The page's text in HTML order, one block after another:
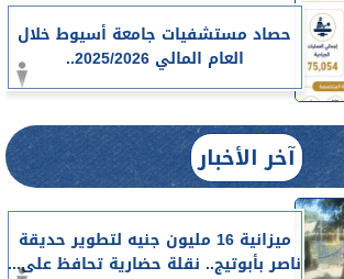
حصاد مستشفيات جامعة أسيوط خلال
العام المالي 2025/2026..
آخر الأخبار
ميزانية 16 مليون جنيه لتطوير حديقة
ناصر بأبوتيج.. نقلة حضارية تحافظ على...